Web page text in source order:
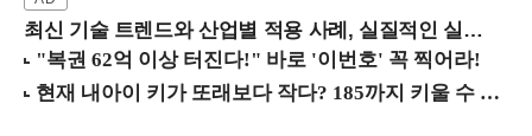
최신 기술 트렌드와 산업별 적용 사례, 실질적인 실행 전략을 공유 (9/18 양재역)